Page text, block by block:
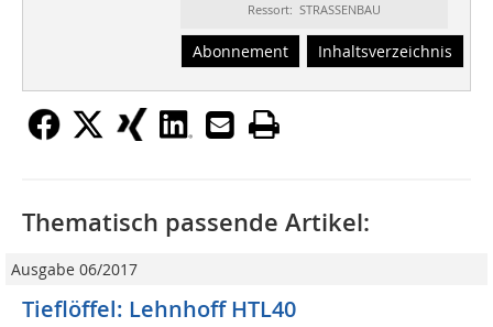
Ressort: STRASSENBAU
Abonnement Inhaltsverzeichnis
Thematisch passende Artikel:
Ausgabe 06/2017
Tieflöffel: Lehnhoff HTL40